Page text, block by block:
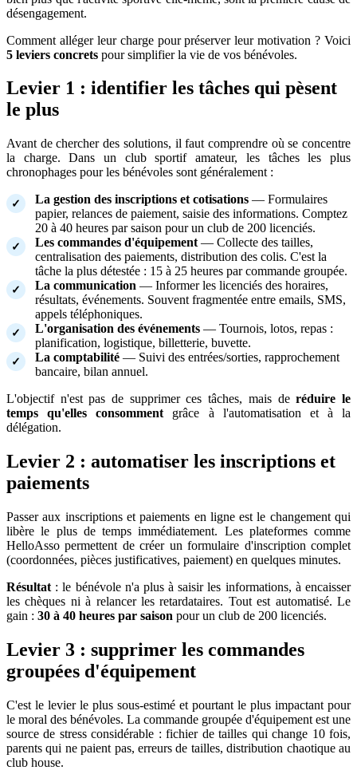
désengagement.
Comment alléger leur charge pour préserver leur motivation ? Voici
5 leviers concrets pour simplifier la vie de vos bénévoles.
Levier 1 : identifier les tâches qui pèsent
le plus
Avant de chercher des solutions, il faut comprendre où se concentre
la charge. Dans un club sportif amateur, les tâches les plus
chronophages pour les bénévoles sont généralement :
La gestion des inscriptions et cotisations — Formulaires
papier, relances de paiement, saisie des informations. Comptez
20 à 40 heures par saison pour un club de 200 licenciés.
Les commandes d'équipement — Collecte des tailles,
centralisation des paiements, distribution des colis. C'est la
tâche la plus détestée : 15 à 25 heures par commande groupée.
La communication — Informer les licenciés des horaires,
résultats, événements. Souvent fragmentée entre emails, SMS,
appels téléphoniques.
L'organisation des événements — Tournois, lotos, repas :
planification, logistique, billetterie, buvette.
La comptabilité — Suivi des entrées/sorties, rapprochement
bancaire, bilan annuel.
L'objectif n'est pas de supprimer ces tâches, mais deréduire le
temps qu'elles consomment grâce à l'automatisation et à la
délégation.
Levier 2 : automatiser les inscriptions et
paiements
Passer aux inscriptions et paiements en ligne est le changement qui
libère le plus de temps immédiatement. Les plateformes comme
HelloAsso permettent de créer un formulaire d'inscription complet
(coordonnées, pièces justificatives, paiement) en quelques minutes.
Résultat : le bénévole n'a plus à saisir les informations, à encaisser
les chèques ni à relancer les retardataires. Tout est automatisé. Le
gain : 30 à 40 heures par saison pour un club de 200 licenciés.
Levier 3 : supprimer les commandes
groupées d'équipement
C'est le levier le plus sous-estimé et pourtant le plus impactant pour
le moral des bénévoles. La commande groupée d'équipement est une
source de stress considérable : fichier de tailles qui change 10 fois,
parents qui ne paient pas, erreurs de tailles, distribution chaotique au
club house.